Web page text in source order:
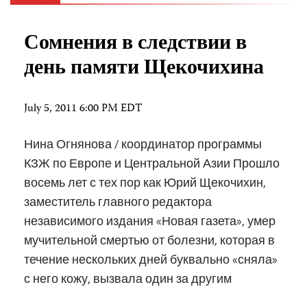
Сомнения в следствии в
день памяти Щекочихина
July 5, 2011 6:00 PM EDT
Нина Огнянова / координатор программы
КЗЖ по Европе и Центральной Азии Прошло
восемь лет с тех пор как Юрий Щекочихин,
заместитель главного редактора
независимого издания «Новая газета», умер
мучительной смертью от болезни, которая в
течение нескольких дней буквально «сняла»
с него кожу, вызвала один за другим